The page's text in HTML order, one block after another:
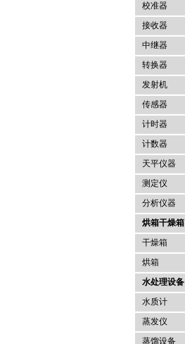
校准器
接收器
中继器
转换器
发射机
传感器
计时器
计数器
天平仪器
测定仪
分析仪器
烘箱干燥箱
干燥箱
烘箱
水处理设备
水质计
蒸发仪
蒸馏设备